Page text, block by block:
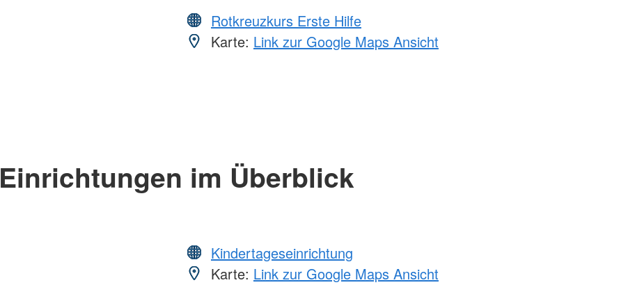
Rotkreuzkurs Erste Hilfe
Karte: Link zur Google Maps Ansicht
Einrichtungen im Überblick
Kindertageseinrichtung
Karte: Link zur Google Maps Ansicht